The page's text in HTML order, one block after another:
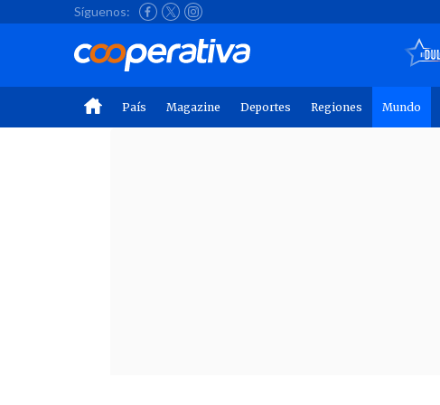
Síguenos:
País Magazine Deportes Regiones Mundo